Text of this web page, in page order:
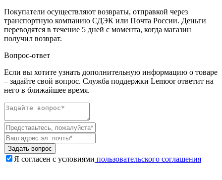
Покупатели осуществляют возвраты, отправкой через
транспортную компанию СДЭК или Почта России. Деньги
переводятся в течение 5 дней с момента, когда магазин
получил возврат.
Вопрос-ответ
Если вы хотите узнать дополнительную информацию о товаре
– задайте свой вопрос. Служба поддержки Lemoor ответит на
него в ближайшее время.
Задать вопрос
Я согласен с условиями пользовательского соглашения